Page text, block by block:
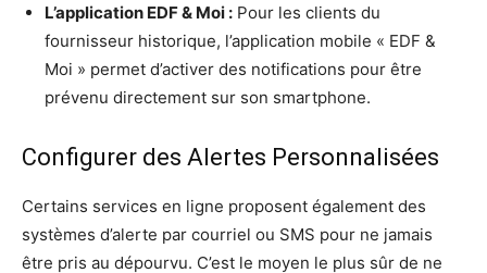
L’application EDF & Moi : Pour les clients du
fournisseur historique, l’application mobile « EDF &
Moi » permet d’activer des notifications pour être
prévenu directement sur son smartphone.
Configurer des Alertes Personnalisées
Certains services en ligne proposent également des
systèmes d’alerte par courriel ou SMS pour ne jamais
être pris au dépourvu. C’est le moyen le plus sûr de ne